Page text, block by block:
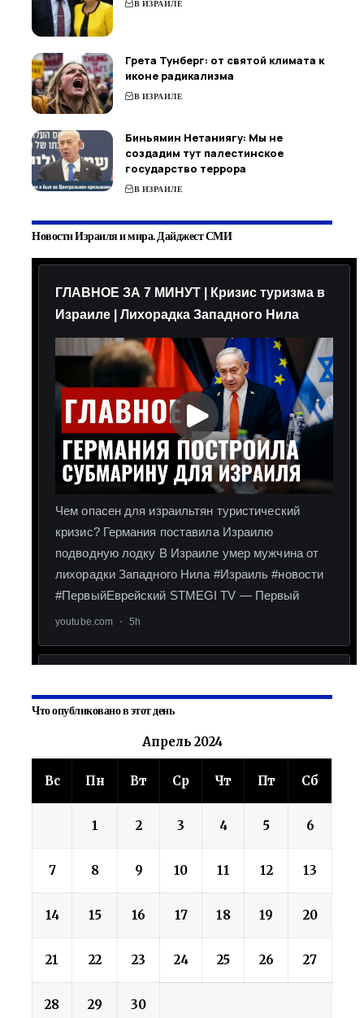
В ИЗРАИЛЕ
Грета Тунберг: от святой климата к
иконе радикализма
В ИЗРАИЛЕ
Биньямин Нетаниягу: Мы не
создадим тут палестинское
государство террора
В ИЗРАИЛЕ
Новости Израиля и мира. Дайджест СМИ
Что опубликовано в этот день
Апрель 2024
Вс Пн Вт Ср Чт Пт Сб
1 2 3 4 5 6
7 8 9 10 11 12 13
14 15 16 17 18 19 20
21 22 23 24 25 26 27
28 29 30